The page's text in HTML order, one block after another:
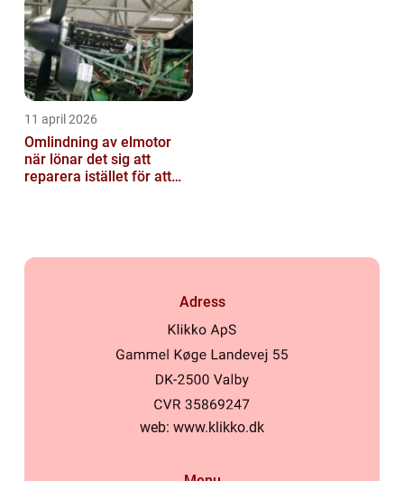
11 april 2026
Omlindning av elmotor
när lönar det sig att
reparera istället för att
Adress
web: www.klikko.dk